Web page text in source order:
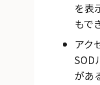
を表
もで
アク
SOD
があ